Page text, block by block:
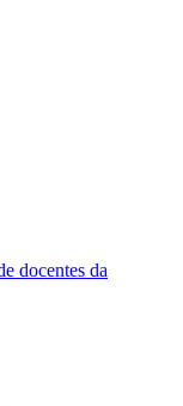
docentes da